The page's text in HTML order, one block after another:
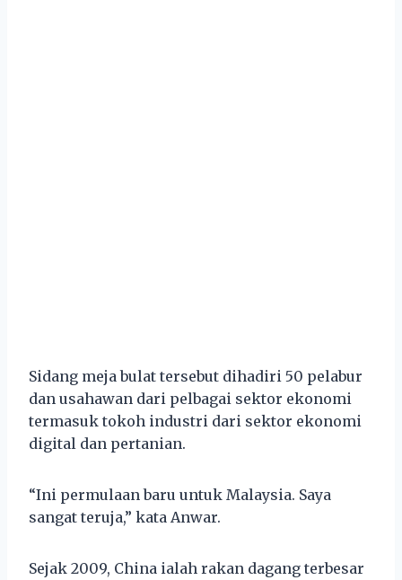
Sidang meja bulat tersebut dihadiri 50 pelabur
dan usahawan dari pelbagai sektor ekonomi
termasuk tokoh industri dari sektor ekonomi
digital dan pertanian.
“Ini permulaan baru untuk Malaysia. Saya
sangat teruja,” kata Anwar.
Sejak 2009, China ialah rakan dagang terbesar